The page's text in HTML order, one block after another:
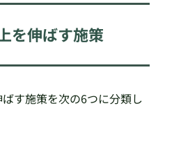
を伸ばす施策
す施策を次の6つに分類し